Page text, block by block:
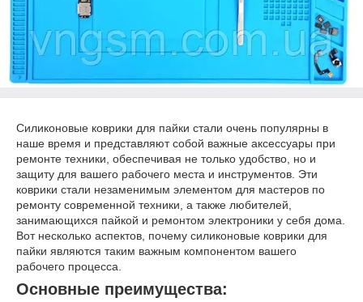
Силиконовые коврики для пайки стали очень популярны в
наше время и представляют собой важные аксессуары при
ремонте техники, обеспечивая не только удобство, но и
защиту для вашего рабочего места и инструментов. Эти
коврики стали незаменимым элементом для мастеров по
ремонту современной техники, а также любителей,
занимающихся пайкой и ремонтом электроники у себя дома.
Вот несколько аспектов, почему силиконовые коврики для
пайки являются таким важным компонентом вашего
рабочего процесса.
Основные преимущества: